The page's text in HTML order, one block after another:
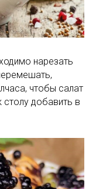
нарезать
чтобы салат
добавить в